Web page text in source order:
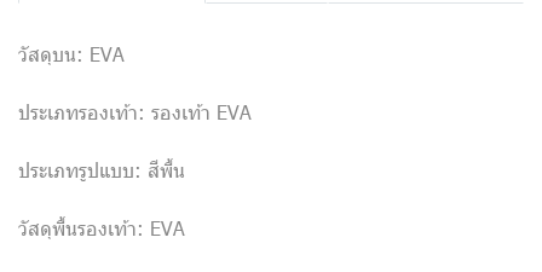
วัสดุบน: EVA
ประเภทรองเท้า: รองเท้า EVA
ประเภทรูปแบบ: สีพื้น
วัสดุพื้นรองเท้า: EVA